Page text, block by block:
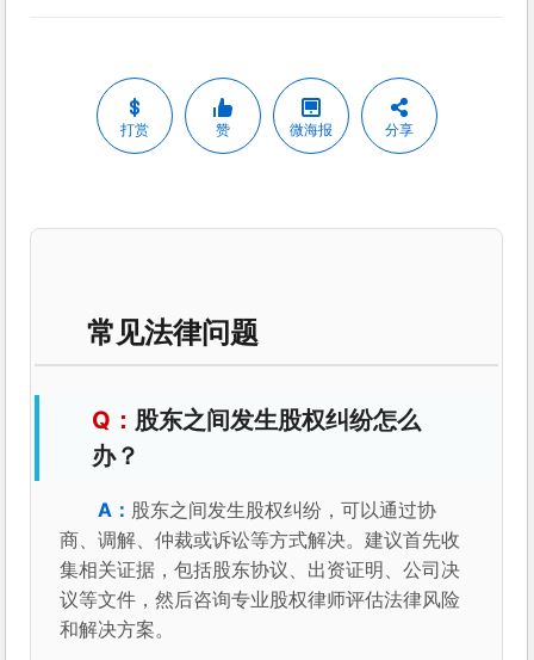
打赏 赞 微海报 分享
常见法律问题
股东之间发生股权纠纷怎么
办？
股东之间发生股权纠纷，可以通过协
商、调解、仲裁或诉讼等方式解决。建议首先收
集相关证据，包括股东协议、出资证明、公司决
议等文件，然后咨询专业股权律师评估法律风险
和解决方案。